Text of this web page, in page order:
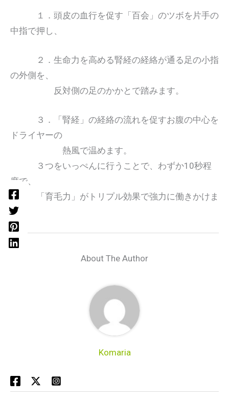
１．頭皮の血行を促す「百会」のツボを片手の
中指で押し、
２．生命力を高める腎経の経絡が通る足の小指
の外側を、
反対側の足のかかとで踏みます。
３．「腎経」の経絡の流れを促すお腹の中心を
ドライヤーの
熱風で温めます。
３つをいっぺんに行うことで、わずか10秒程
度で、
「育毛力」がトリプル効果で強力に働きかけま
す。
About The Author
Komaria